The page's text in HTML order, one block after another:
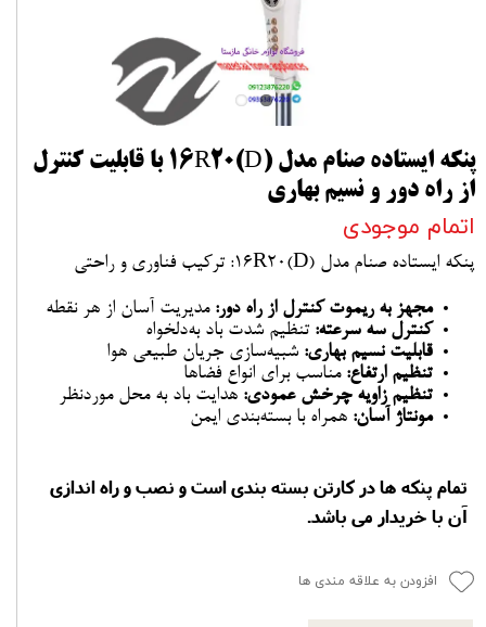
پنکه ایستاده صنام مدل 16R20(D) با قابلیت کنترل
از راه دور و نسیم بهاری
اتمام موجودی
پنکه ایستاده صنام مدل 16R20(D): ترکیب فناوری و راحتی
مجهز به ریموت کنترل از راه دور: مدیریت آسان از هر نقطه
کنترل سه سرعته: تنظیم شدت باد به‌دلخواه
قابلیت نسیم بهاری: شبیه‌سازی جریان طبیعی هوا
تنظیم ارتفاع: مناسب برای انواع فضاها
تنظیم زاویه چرخش عمودی: هدایت باد به محل موردنظر
مونتاژ آسان: همراه با بسته‌بندی ایمن
تمام پنکه ها در کارتن بسته بندی است و نصب و راه اندازی
آن با خریدار می باشد.
افزودن به علاقه مندی ها